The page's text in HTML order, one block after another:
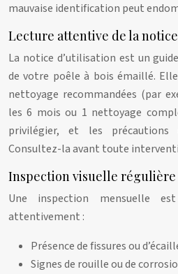
mauvaise identification peut
Lecture attentive de la
La notice d’utilisation est un
de votre poêle à bois émaillé.
nettoyage recommandées (par
les 6 mois ou 1 nettoyage
privilégier, et les précautions
Consultez-la avant toute
Inspection visuelle régulière
Une inspection mensuelle est
attentivement :
Présence de fissures ou
Signes de rouille ou de